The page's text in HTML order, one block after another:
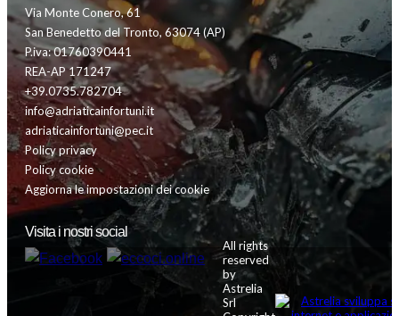
Via Monte Conero, 61
San Benedetto del Tronto, 63074 (AP)
P.iva: 01760390441
REA-AP 171247
+39.0735.782704
info@adriaticainfortuni.it
adriaticainfortuni@pec.it
Policy privacy
Policy cookie
Aggiorna le impostazioni dei cookie
Visita i nostri social
All rights
reserved
by
Astrelia
Srl